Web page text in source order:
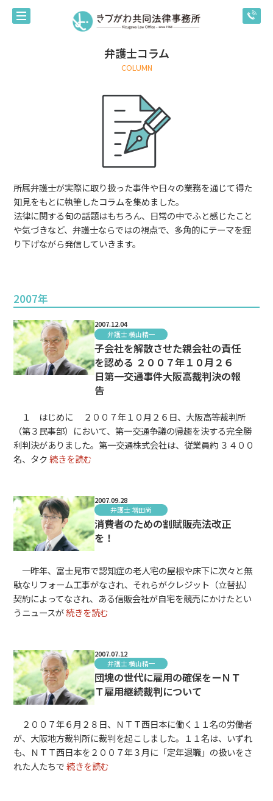
弁護士コラム
COLUMN
所属弁護士が実際に取り扱った事件や日々の業務を通じて得た
知見をもとに執筆したコラムを集めました。
法律に関する旬の話題はもちろん、日常の中でふと感じたこと
や気づきなど、弁護士ならではの視点で、多角的にテーマを掘
り下げながら発信していきます。
2007年
2007.12.04
弁護士 横山精一
子会社を解散させた親会社の責任
を認める ２００７年１０月２６
日第一交通事件大阪高裁判決の報
告
１ はじめに ２００７年１０月２６日、大阪高等裁判所
（第３民事部）において、第一交通争議の帰趨を決する完全勝
利判決がありました。第一交通株式会社は、従業員約 ３４００
名、タク 続きを読む
2007.09.28
弁護士 増田尚
消費者のための割賦販売法改正
を！
一昨年、富士見市で認知症の老人宅の屋根や床下に次々と無
駄なリフォーム工事がなされ、それらがクレジット（立替払）
契約によってなされ、ある信販会社が自宅を競売にかけたとい
うニュースが続きを読む
2007.07.12
弁護士 横山精一
団塊の世代に雇用の確保をーＮＴ
Ｔ雇用継続裁判について
２００７年６月２８日、ＮＴＴ西日本に働く１１名の労働者
が、大阪地方裁判所に裁判を起こしました。１１名は、いずれ
も、ＮＴＴ西日本を２００７年３月に「定年退職」の扱いをさ
れた人たちで 続きを読む